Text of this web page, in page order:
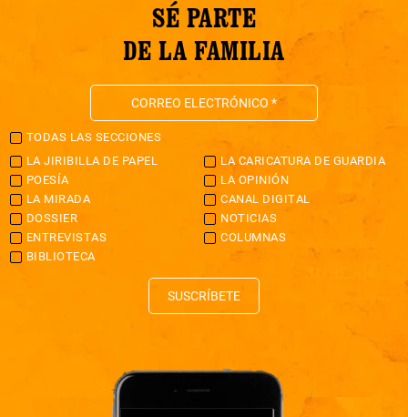
SÉ PARTE
DE LA FAMILIA
TODAS LAS SECCIONES
LA JIRIBILLA DE PAPEL
LA CARICATURA DE GUARDIA
POESÍA
LA OPINIÓN
LA MIRADA
CANAL DIGITAL
DOSSIER
NOTICIAS
ENTREVISTAS
COLUMNAS
BIBLIOTECA
SUSCRÍBETE